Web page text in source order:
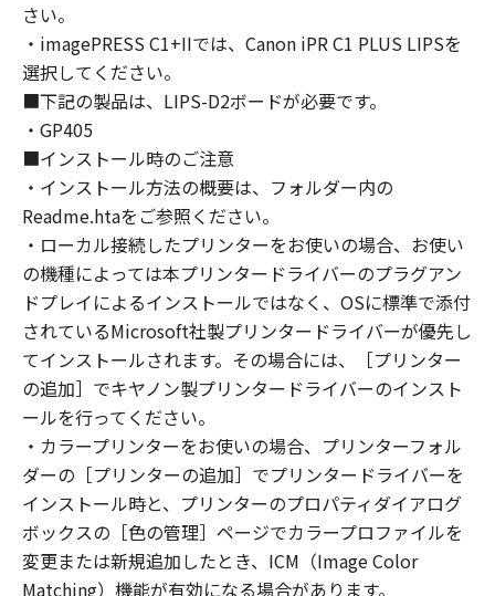
は一部を修正、改変、逆コンパイル、逆アセン
ブル、その他リバースエンジニアリング等する
ことはできません。また第三者にこのような行
為をさせてはなりません。
３．帰属
「本ソフトウェア」に係る権原および所有権
は、その内容によりキヤノンまたはキヤノンの
ライセンサーに帰属します。
４．著作権表示
お客様は、「本ソフトウェア」に含まれるキヤ
ノンまたはキヤノンのライセンサーの著作権表
示を変更し、除去しもしくは削除してはなりま
せん。
５．保証の否認・免責
(1) 「本ソフトウェア」は、『現状のまま』の
状態で使用許諾されます。キヤノン、キヤノン
のライセンサー、キヤノンの子会社、キヤノン
の関連会社、それらの販売代理店または販売店
のいずれも、「本ソフトウェア」に関して、商
品性および特定の目的への適合性の保証を含
め、いかなる保証も、明示たると黙示たるとを
問わず一切しないものとします。
さい。
・imagePRESS C1+IIでは、Canon iPR C1 PLUS LIPSを
選択してください。
■下記の製品は、LIPS-D2ボードが必要です。
・GP405
■インストール時のご注意
・インストール方法の概要は、フォルダー内の
Readme.htaをご参照ください。
・ローカル接続したプリンターをお使いの場合、お使い
の機種によっては本プリンタードライバーのプラグアン
ドプレイによるインストールではなく、OSに標準で添付
されているMicrosoft社製プリンタードライバーが優先し
てインストールされます。その場合には、［プリンター
の追加］でキヤノン製プリンタードライバーのインスト
ールを行ってください。
・カラープリンターをお使いの場合、プリンターフォル
ダーの［プリンターの追加］でプリンタードライバーを
インストール時と、プリンターのプロパティダイアログ
ボックスの［色の管理］ページでカラープロファイルを
変更または新規追加したとき、ICM（Image Color
Matching）機能が有効になる場合があります。